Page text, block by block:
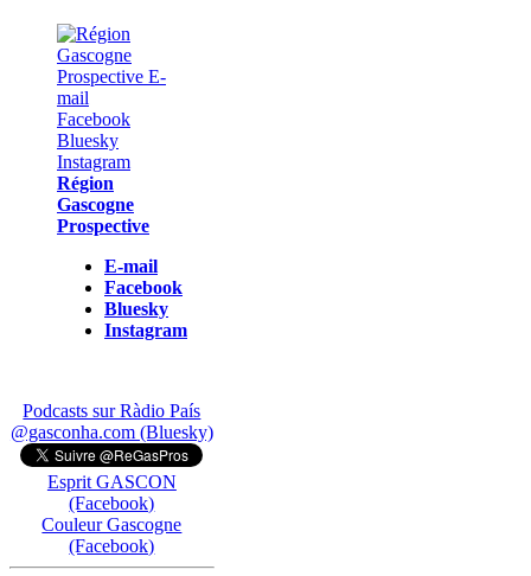
Région
Gascogne
Prospective
E-mail
Facebook
Bluesky
Instagram
Podcasts sur Ràdio País
@gasconha.com (Bluesky)
Esprit GASCON
(Facebook)
Couleur Gascogne
(Facebook)